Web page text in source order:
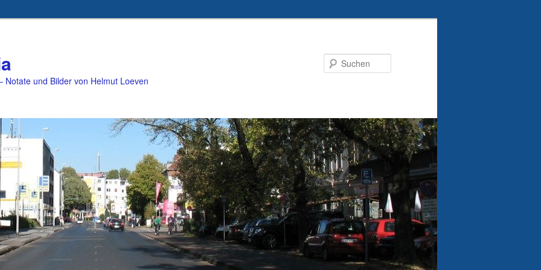
Notate und Bilder von Helmut Loeven